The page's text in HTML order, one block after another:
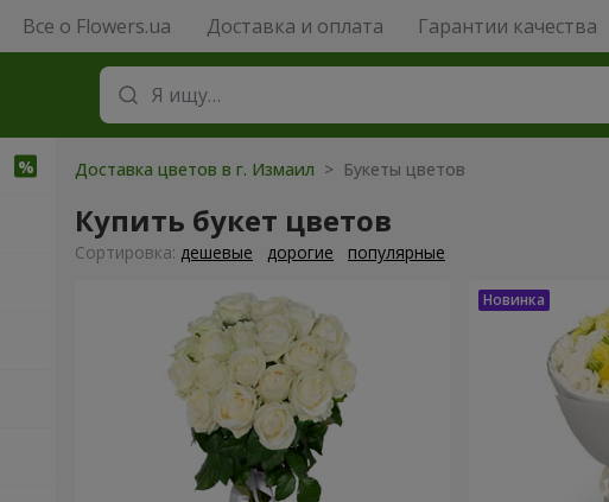
Все о Flowers.ua Доставка и оплата Гарантии качества
Доставка цветов в г. Измаил > Букеты цветов
Купить букет цветов
Cортировка: дешевые дорогие популярные